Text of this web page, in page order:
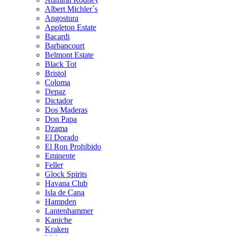
Albert Michler´s
Angostura
Appleton Estate
Bacardi
Barbancourt
Belmont Estate
Black Tot
Bristol
Coloma
Depaz
Dictador
Dos Maderas
Don Papa
Dzama
El Dorado
El Ron Prohibido
Eminente
Feller
Glock Spirits
Havana Club
Isla de Cana
Hampden
Lantenhammer
Kaniche
Kraken